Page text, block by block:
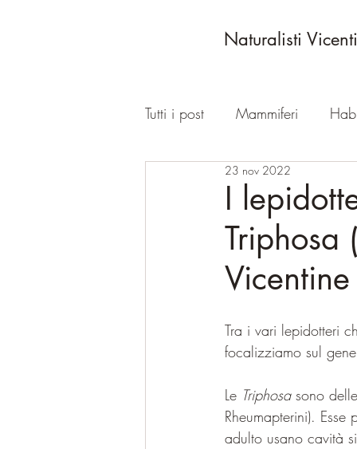
Naturalisti
Tutti i post Mammiferi
Comunicati Geologia
I
Triphosa
Vicentine
23 nov 2022
Tra i vari lepidotteri
focalizziamo sul
Le Triphosa sono
Rheumapterini).
adulto usano cavità